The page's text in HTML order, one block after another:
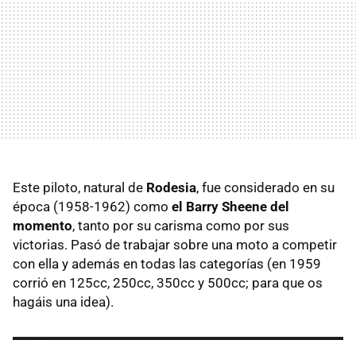
Este piloto, natural de Rodesia, fue considerado en su
época (1958-1962) como el Barry Sheene del
momento, tanto por su carisma como por sus
victorias. Pasó de trabajar sobre una moto a competir
con ella y además en todas las categorías (en 1959
corrió en 125cc, 250cc, 350cc y 500cc; para que os
hagáis una idea).